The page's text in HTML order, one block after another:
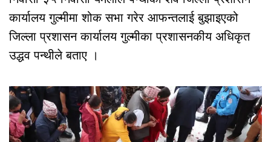
कार्यालय गुल्मीमा शोक सभा गरेर आफन्तलाई बुझाइएको
जिल्ला प्रशासन कार्यालय गुल्मीका प्रशासनकीय अधिकृत
उद्धव पन्थीले बताए ।